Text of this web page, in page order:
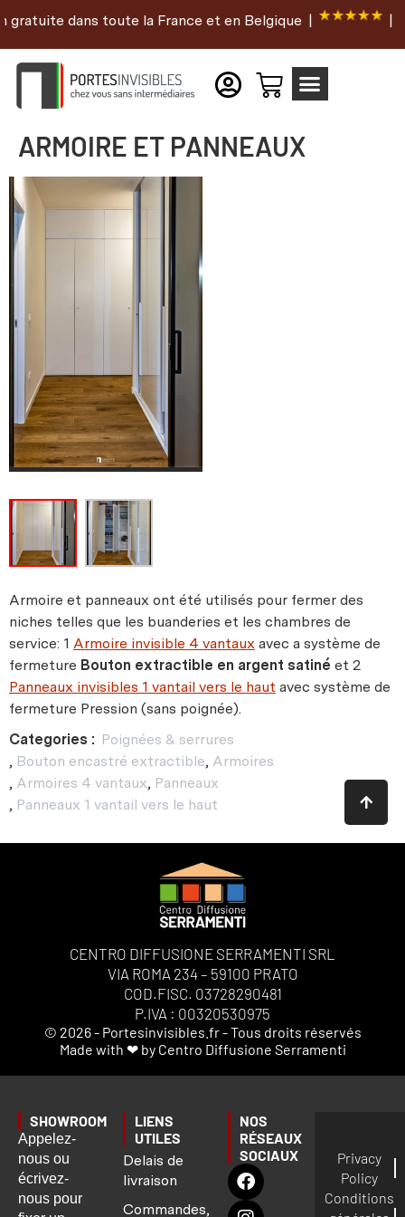
dans toute la France et en Belgique | |
ARMOIRE ET PANNEAUX
Armoire et panneaux ont été utilisés pour fermer des
niches telles que les buanderies et les chambres de
service: 1 Armoire invisible 4 vantaux avec a système de
fermeture Bouton extractible en argent satiné et 2
Panneaux invisibles 1 vantail vers le haut avec système de
fermeture Pression (sans poignée).
Categories : Poignées & serrures
, Bouton encastré extractible, Armoires
, Armoires 4 vantaux, Panneaux
, Panneaux 1 vantail vers le haut
CENTRO DIFFUSIONE SERRAMENTI SRL
VIA ROMA 234 – 59100 PRATO
COD.FISC. 03728290481
P.IVA : 00320530975
© 2026 - Portesinvisibles.fr - Tous droits réservés
Made with ❤ by Centro Diffusione Serramenti
SHOWROOM
Appelez-
nous ou
écrivez-
nous pour
LIENS
UTILES
Delais de
livraison
Commandes,
NOS
RÉSEAUX
SOCIAUX
Privacy
Policy
Conditions